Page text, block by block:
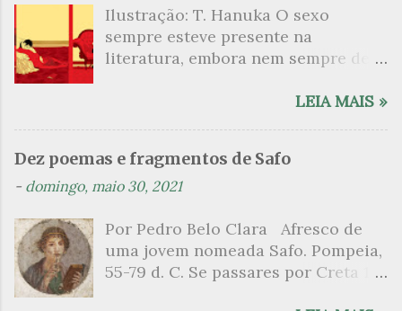
i
o
Ilustração: T. Hanuka O sexo
sempre esteve presente na
literatura, embora nem sempre de
que mergulharam em sua própria
psicanalítico e findaram por revelar
a partir dessa intimidade o lado
apresenta um conjunto de livros
nos quais os escritores se
desnudam, livros que dispensam o
LEIA MAIS »
Dez poemas e fragmentos de Safo
- domingo, maio 30, 2021
Por Pedro Belo Clara Afresco de
uma jovem nomeada Safo. Pompeia,
55-79 d. C. Se passares por Creta 1